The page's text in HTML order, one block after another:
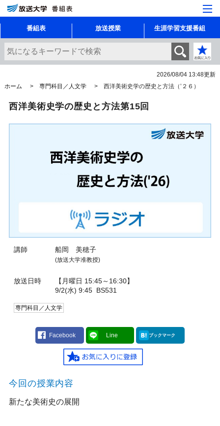
番組表 放送授業 生涯学習支援番組
2026/08/04 13:48更新
ホーム
専門科目／人文学 西洋美術史学の歴史と方法（’２６）
西洋美術史学の歴史と方法第15回
講師 船岡 美穂子
(放送大学准教授)
放送日時
【月曜日 15:45～16:30】
9/2(水) 9:45BS531
専門科目／人文学
Facebook Line ブックマーク
今回の授業内容
新たな美術史の展開